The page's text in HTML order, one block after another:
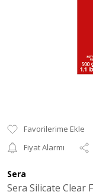
Fiyat Alarmı
Sera
Sera Silicate Clear